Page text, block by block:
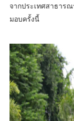
จากประเทศสาธาร
มอบครั้งนี้